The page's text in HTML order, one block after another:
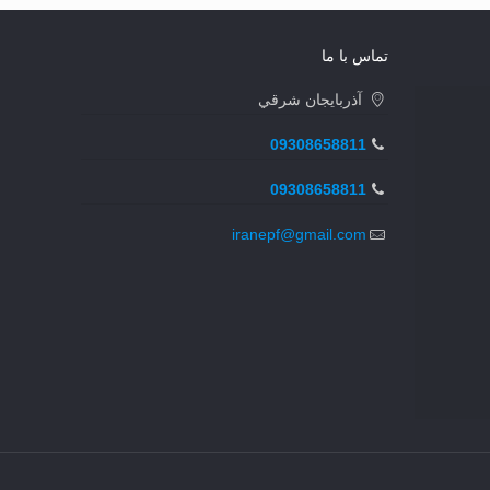
تماس با ما
آذربايجان شرقي
09308658811
09308658811
iranepf@gmail.com